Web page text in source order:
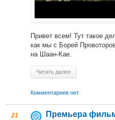
Привет всем! Тут такое
как мы с Борей
на Шаан-Кае.
Читать далее
Комментариев нет
21 Премьера